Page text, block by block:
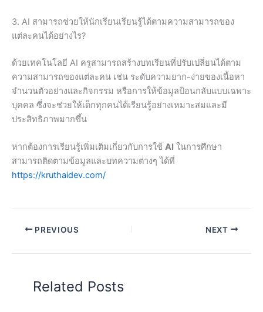
3. AI สามารถช่วยให้นักเรียนเรียนรู้ได้ตามความสามารถของ
แต่ละคนได้อย่างไร?
ด้วยเทคโนโลยี AI ครูสามารถสร้างบทเรียนที่ปรับเปลี่ยนได้ตาม
ความสามารถของแต่ละคน เช่น ระดับความยาก-ง่ายของเนื้อหา
จำนวนตัวอย่างและกิจกรรม หรือการให้ข้อมูลป้อนกลับแบบเฉพาะ
บุคคล ซึ่งจะช่วยให้เด็กทุกคนได้เรียนรู้อย่างเหมาะสมและมี
ประสิทธิภาพมากขึ้น
หากต้องการเรียนรู้เพิ่มเติมเกี่ยวกับการใช้ AI ในการศึกษา
สามารถติดตามข้อมูลและบทความต่างๆ ได้ที่
https://kruthaidev.com/
PREVIOUS NEXT
Related Posts